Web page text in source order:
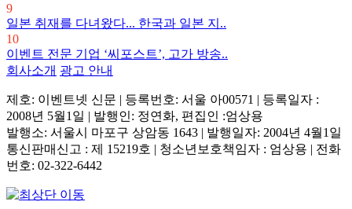
9
일본 취재를 다녀왔다... 한국과 일본 지..
10
이벤트 전문 기업 ‘씨포스트’, 고가 방송..
회사소개 광고 안내
제호: 이벤트넷 신문 | 등록번호: 서울 아00571 | 등록일자 :
2008년 5월1일 | 발행인: 정연화, 편집인 :엄상용
발행소: 서울시 마포구 상암동 1643 | 발행일자: 2004년 4월1일
통신판매신고 : 제 15219호 | 청소년보호책임자 : 엄상용 | 전화
번호: 02-322-6442